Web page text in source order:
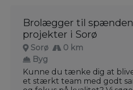
Brolægger til
projekter i Sorø
Sorø
0 km
Byg
Kunne du tænke dig at
et stærkt team med godt